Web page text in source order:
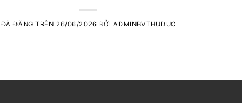
ĐÃ ĐĂNG TRÊN 26/06/2026 BỞIADMINBVTHUDUC